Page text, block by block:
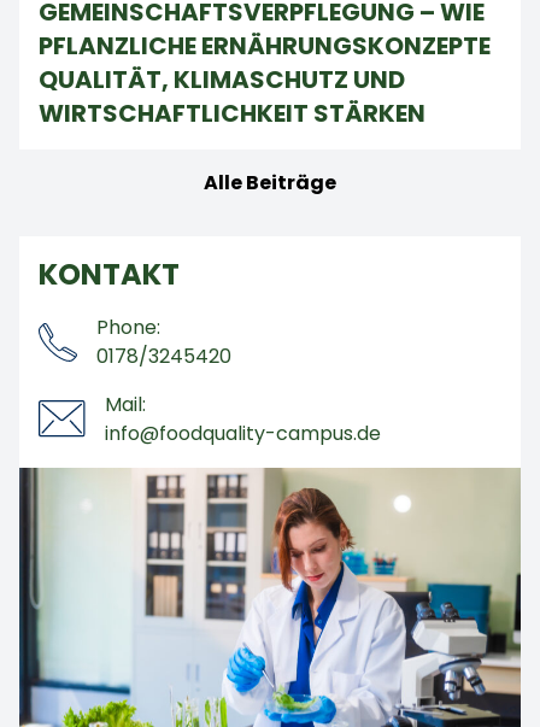
GEMEINSCHAFTSVERPFLEGUNG – WIE
PFLANZLICHE ERNÄHRUNGSKONZEPTE
QUALITÄT, KLIMASCHUTZ UND
WIRTSCHAFTLICHKEIT STÄRKEN
Alle Beiträge
KONTAKT
Phone:
0178/3245420
Mail:
info@foodquality-campus.de